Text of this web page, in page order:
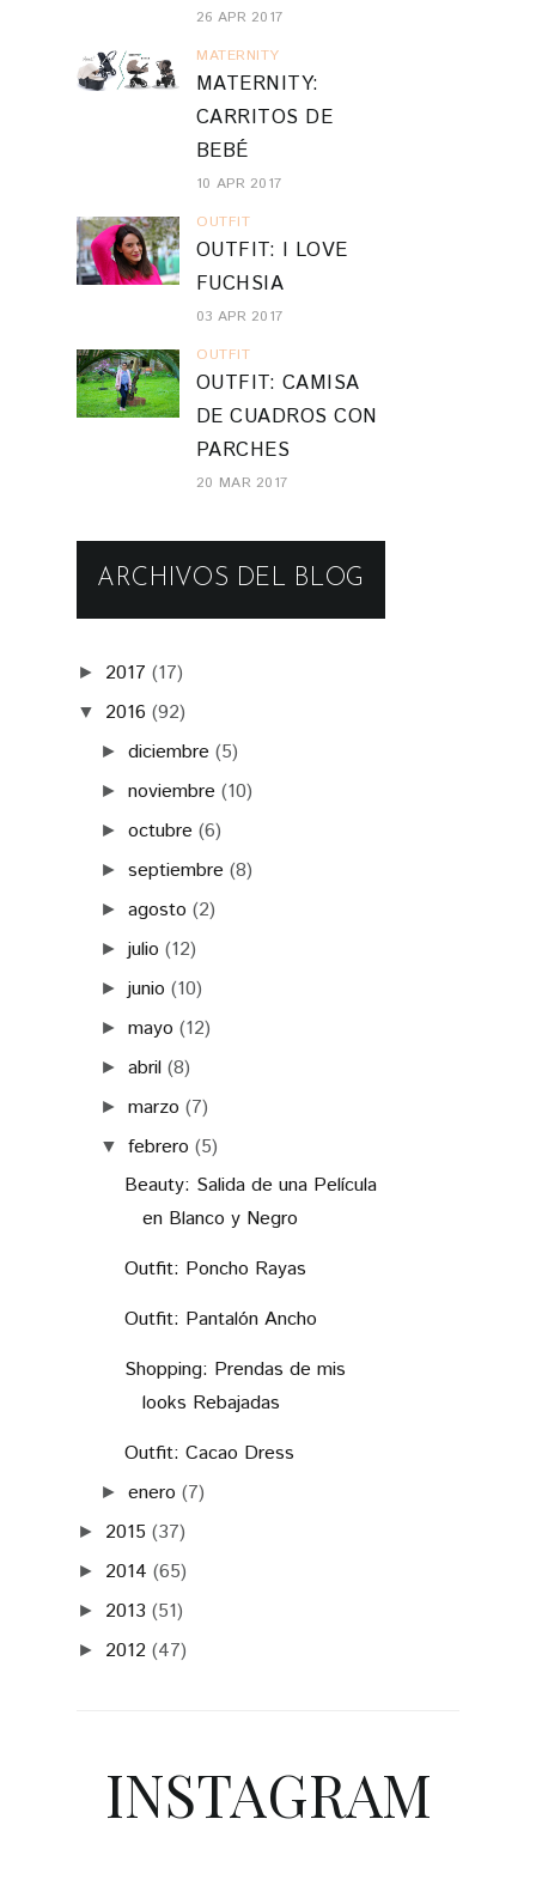
26 APR 2017
MATERNITY
MATERNITY:
CARRITOS DE
BEBÉ
10 APR 2017
OUTFIT
OUTFIT: I LOVE
FUCHSIA
03 APR 2017
OUTFIT
OUTFIT: CAMISA
DE CUADROS CON
PARCHES
20 MAR 2017
ARCHIVOS DEL BLOG
► 2017 (17)
▼ 2016 (92)
►diciembre (5)
►noviembre (10)
►octubre (6)
►septiembre (8)
►agosto (2)
►julio (12)
►junio (10)
►mayo (12)
►abril (8)
►marzo (7)
▼ febrero (5)
Beauty: Salida de una Película
en Blanco y Negro
Outfit: Poncho Rayas
Outfit: Pantalón Ancho
Shopping: Prendas de mis
looks Rebajadas
Outfit: Cacao Dress
►enero (7)
► 2015 (37)
► 2014 (65)
► 2013 (51)
► 2012 (47)
INSTAGRAM